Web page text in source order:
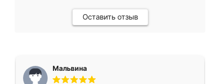
Оставить отзыв
Мальвина